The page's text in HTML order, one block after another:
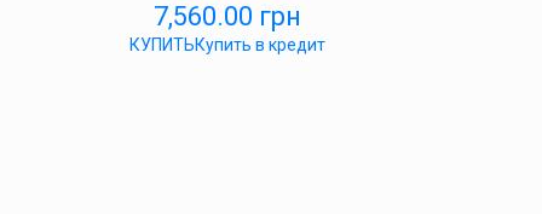
7,560.00 грн
КУПИТЬКупить в кредит